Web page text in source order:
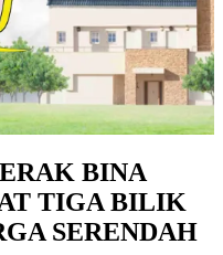
BINA
TIGA BILIK
SERENDAH